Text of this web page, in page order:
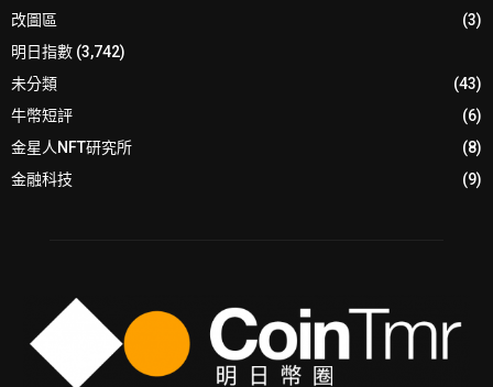
改圖區
(3)
明日指數 (3,742)
未分類
(43)
牛幣短評
(6)
金星人NFT研究所
(8)
金融科技
(9)